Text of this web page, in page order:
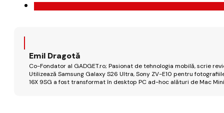
Emil Dragotă
Co-Fondator al GADGET.ro; Pasionat de tehnologia mobilă, scrie
Utilizează Samsung Galaxy S26 Ultra, Sony ZV-E10 pentru
16X 9SG a fost transformat în desktop PC ad-hoc alături de Mac